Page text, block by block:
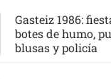
Gasteiz 1986:
botes de humo,
blusas y policía